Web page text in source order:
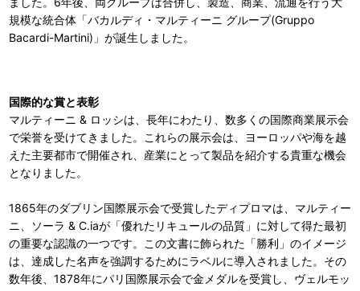
規模な統合体「バカルディ・マルティーニ グループ(Gruppo
Bacardi-Martini)」が誕生しました。
国際的な賞と表彰
マルティーニ & ロッシは、長年にわたり、数多くの国際商業展示会
で栄誉を受けてきました。これらの展示会は、ヨーロッパや海を越
えた主要都市で開催され、産業にとって製品を紹介する貴重な機会
となりました。
1865年のダブリン国際展示会で受賞したディプロマは、マルティー
ニ、ソーラ & C.iaが「優れたリキュールの品質」に対して得た最初
の重要な認識の一つです。この文書に飾られた「勝利」のイメージ
は、達成した名声を強調するためにラベルに導入されました。その
数年後、1878年にパリ国際展示会で金メダルを受賞し、ヴェルモッ